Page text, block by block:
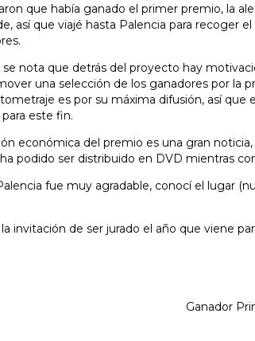
que había ganado el primer premio, la
así que viajé hasta Palencia para recoger
nota que detrás del proyecto hay
una selección de los ganadores por la
es por su máxima difusión, así
este fin.
económica del premio es una gran
podido ser distribuido en DVD mientras
fue muy agradable, conocí el lugar
invitación de ser jurado el año que viene
Ganador